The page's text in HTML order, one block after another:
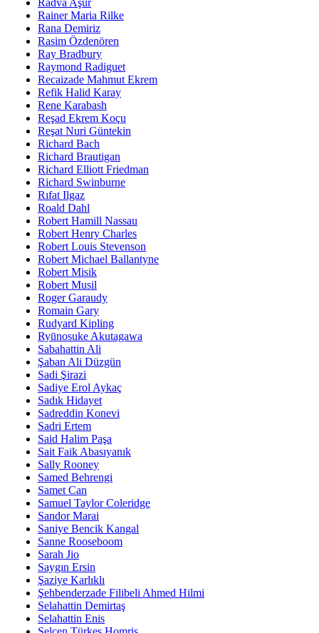
Radva Aşur
Rainer Maria Rilke
Rana Demiriz
Rasim Özdenören
Ray Bradbury
Raymond Radiguet
Recaizade Mahmut Ekrem
Refik Halid Karay
Rene Karabash
Reşad Ekrem Koçu
Reşat Nuri Güntekin
Richard Bach
Richard Brautigan
Richard Elliott Friedman
Richard Swinburne
Rıfat Ilgaz
Roald Dahl
Robert Hamill Nassau
Robert Henry Charles
Robert Louis Stevenson
Robert Michael Ballantyne
Robert Misik
Robert Musil
Roger Garaudy
Romain Gary
Rudyard Kipling
Ryūnosuke Akutagawa
Sabahattin Ali
Şaban Ali Düzgün
Sadi Şirazi
Sadiye Erol Aykaç
Sadık Hidayet
Sadreddin Konevi
Sadri Ertem
Said Halim Paşa
Sait Faik Abasıyanık
Sally Rooney
Samed Behrengi
Samet Can
Samuel Taylor Coleridge
Sandor Marai
Saniye Bencik Kangal
Sanne Rooseboom
Sarah Jio
Saygın Ersin
Şaziye Karlıklı
Şehbenderzade Filibeli Ahmed Hilmi
Selahattin Demirtaş
Selahattin Enis